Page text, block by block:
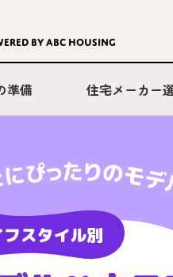
by ABC HOUSING
準備 住宅メーカー